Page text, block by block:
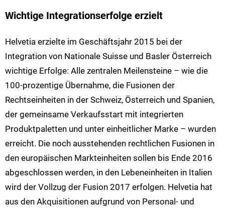
Wichtige Integrationserfolge erzielt
Helvetia erzielte im Geschäftsjahr 2015 bei der
Integration von Nationale Suisse und Basler Österreich
wichtige Erfolge: Alle zentralen Meilensteine – wie die
100-prozentige Übernahme, die Fusionen der
Rechtseinheiten in der Schweiz, Österreich und Spanien,
der gemeinsame Verkaufsstart mit integrierten
Produktpaletten und unter einheitlicher Marke – wurden
erreicht. Die noch ausstehenden rechtlichen Fusionen in
den europäischen Markteinheiten sollen bis Ende 2016
abgeschlossen werden, in den Lebeneinheiten in Italien
wird der Vollzug der Fusion 2017 erfolgen. Helvetia hat
aus den Akquisitionen aufgrund von Personal- und